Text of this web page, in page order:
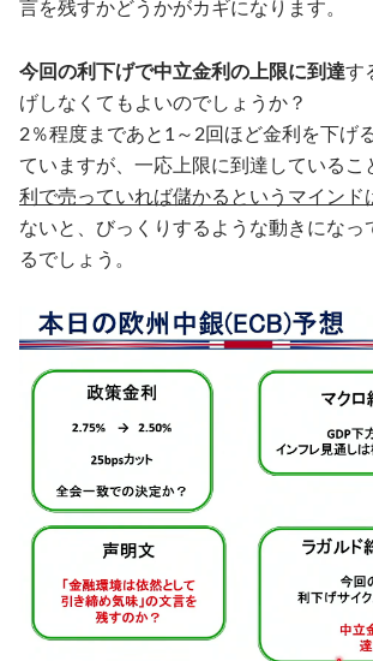
言を残すかどうかがカギになります。
今回の利下げで中立金利の上限に到達す
げしなくてもよいのでしょうか？
2％程度まであと1～2回ほど金利を下げ
ていますが、一応上限に到達しているこ
利で売っていれば儲かるというマインド
ないと、びっくりするような動きになっ
るでしょう。